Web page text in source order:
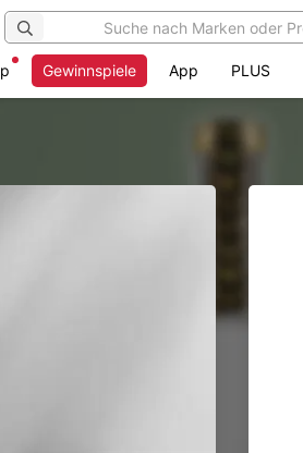
Gewinnspiele App PLUS